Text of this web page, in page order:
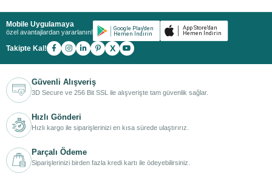
Mobile Uygulamaya
özel avantajlardan yararlanın!
Takipte Kal! X
Güvenli Alışveriş
3D Secure ve 256 Bit SSL ile alışverişte tam güvenlik sağlar.
Hızlı Gönderi
Hızlı kargo ile siparişlerinizi en kısa sürede ulaştırırız.
Parçalı Ödeme
Siparişlerinizi birden fazla kredi kartı ile ödeyebilirsiniz.